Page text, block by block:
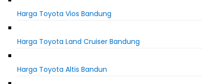
Harga Toyota Vios Bandung
Harga Toyota Land Cruiser Bandung
Harga Toyota Altis Bandun